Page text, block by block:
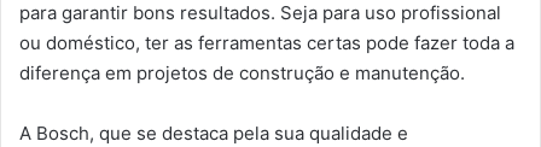
para garantir bons resultados. Seja para uso profissional
ou doméstico, ter as ferramentas certas pode fazer toda a
diferença em projetos de construção e manutenção.
A Bosch, que se destaca pela sua qualidade e